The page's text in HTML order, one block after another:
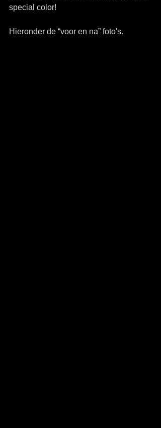
special color!
Hieronder de “voor en na” foto's.